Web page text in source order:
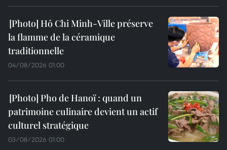
Hô Chi Minh-Ville préserve
la flamme de la céramique
traditionnelle
04/08/2026 01:00
Pho de Hanoï : quand un
patrimoine culinaire devient un actif
culturel stratégique
03/08/2026 01:00